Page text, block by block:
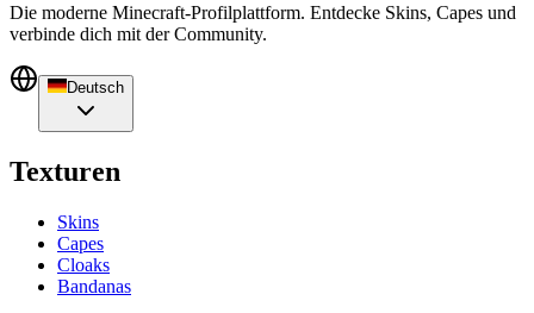
Die moderne Minecraft-Profilplattform. Entdecke Skins, Capes und
verbinde dich mit der Community.
Deutsch
Texturen
Skins
Capes
Cloaks
Bandanas